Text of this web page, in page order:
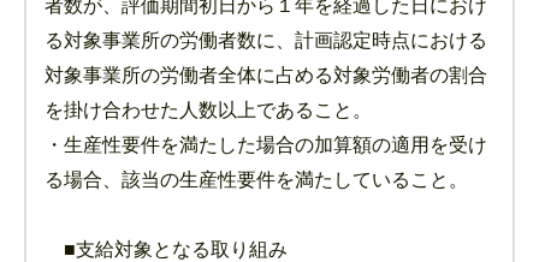
者数が、評価期間初日から１年を経過した日におけ
る対象事業所の労働者数に、計画認定時点における
対象事業所の労働者全体に占める対象労働者の割合
を掛け合わせた人数以上であること。
・生産性要件を満たした場合の加算額の適用を受け
る場合、該当の生産性要件を満たしていること。
■支給対象となる取り組み